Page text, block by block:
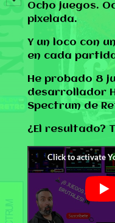
Ocho juegos.
pixelada.
Y un loco con
en cada
He probado 8
desarrollador
Spectrum de
¿El resultado?